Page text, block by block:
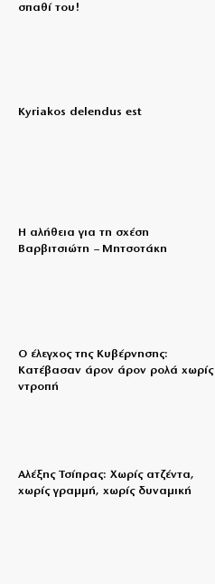
σπαθί του!
Kyriakos delendus est
Η αλήθεια για τη σχέση
Βαρβιτσιώτη – Μητσοτάκη
Ο έλεγχος της Κυβέρνησης:
Κατέβασαν άρον άρον ρολά χωρίς
ντροπή
Αλέξης Τσίπρας: Χωρίς ατζέντα,
χωρίς γραμμή, χωρίς δυναμική